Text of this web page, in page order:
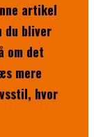
artikel
du bliver
om det
mere
hvor